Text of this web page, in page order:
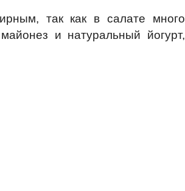
так как в салате много
и натуральный йогурт,